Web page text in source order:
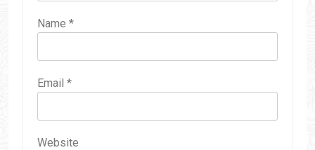
Name *
Email *
Website